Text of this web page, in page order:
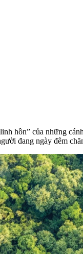
hồn” của những
đang ngày đêm